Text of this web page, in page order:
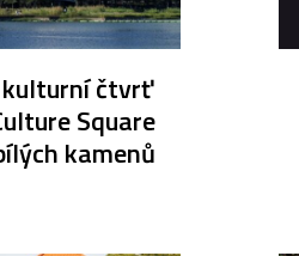
kulturní čtvrť
Square
kamenů